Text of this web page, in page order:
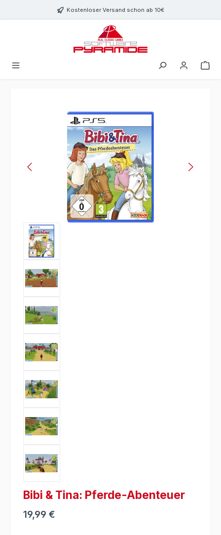
Zum Hauptinhalt springenKostenloser Versand schon ab 10€
Bildergalerie überspringen
Bibi & Tina: Pferde-Abenteuer
19,99 €